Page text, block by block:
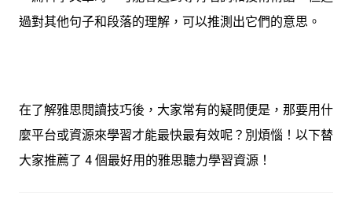
過對其他句子和段落的理解，可以推測出它們的意思。
在了解雅思閱讀技巧後，大家常有的疑問便是，那要用什
麼平台或資源來學習才能最快最有效呢？別煩惱！以下替
大家推薦了 4 個最好用的雅思聽力學習資源！